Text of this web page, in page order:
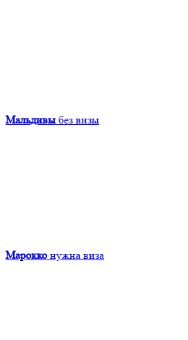
Мальдивы без визы
Марокко нужна виза